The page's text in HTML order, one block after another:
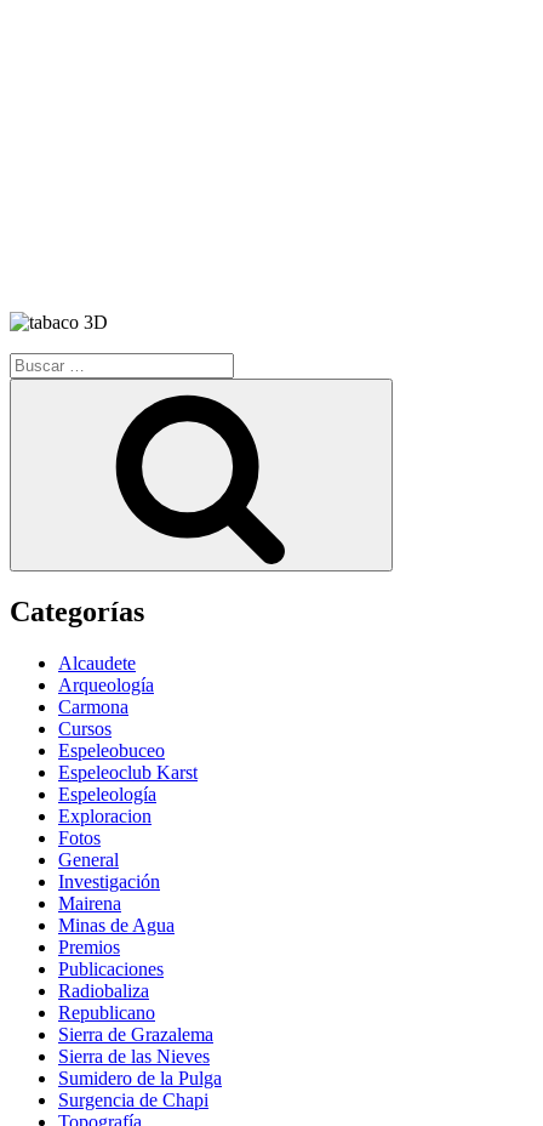
Buscar
por:
Categorías
Alcaudete
Arqueología
Carmona
Cursos
Espeleobuceo
Espeleoclub Karst
Espeleología
Exploracion
Fotos
General
Investigación
Mairena
Minas de Agua
Premios
Publicaciones
Radiobaliza
Republicano
Sierra de Grazalema
Sierra de las Nieves
Sumidero de la Pulga
Surgencia de Chapi
Topografía